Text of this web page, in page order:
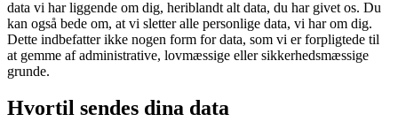
data vi har liggende om dig, heriblandt alt data, du har givet os. Du
kan også bede om, at vi sletter alle personlige data, vi har om dig.
Dette indbefatter ikke nogen form for data, som vi er forpligtede til
at gemme af administrative, lovmæssige eller sikkerhedsmæssige
grunde.
Hvortil sendes dina data